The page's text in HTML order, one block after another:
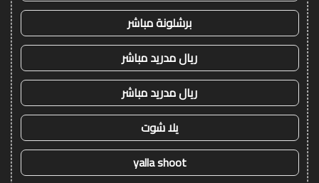
برشلونة مباشر
ريال مدريد مباشر
ريال مدريد مباشر
يلا شوت
yalla shoot